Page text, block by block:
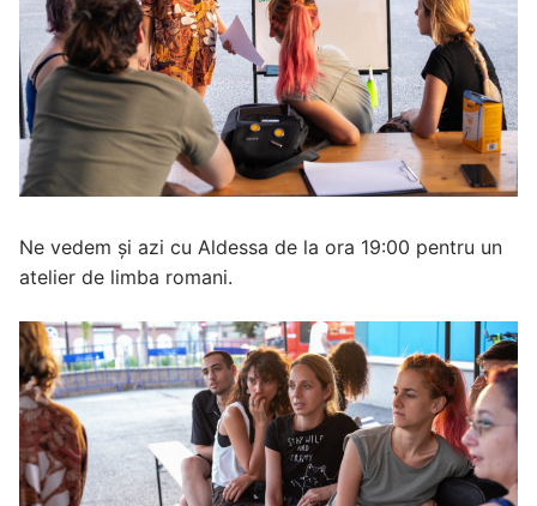
Ne vedem și azi cu Aldessa de la ora 19:00 pentru un
atelier de limba romani.